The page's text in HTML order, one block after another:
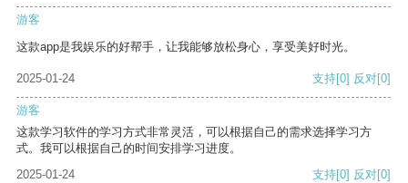
游客
这款app是我娱乐的好帮手，让我能够放松身心，享受美好时光。
2025-01-24 支持[0] 反对[0]
游客
这款学习软件的学习方式非常灵活，可以根据自己的需求选择学习方
式。我可以根据自己的时间安排学习进度。
2025-01-24
支持[0] 反对[0]